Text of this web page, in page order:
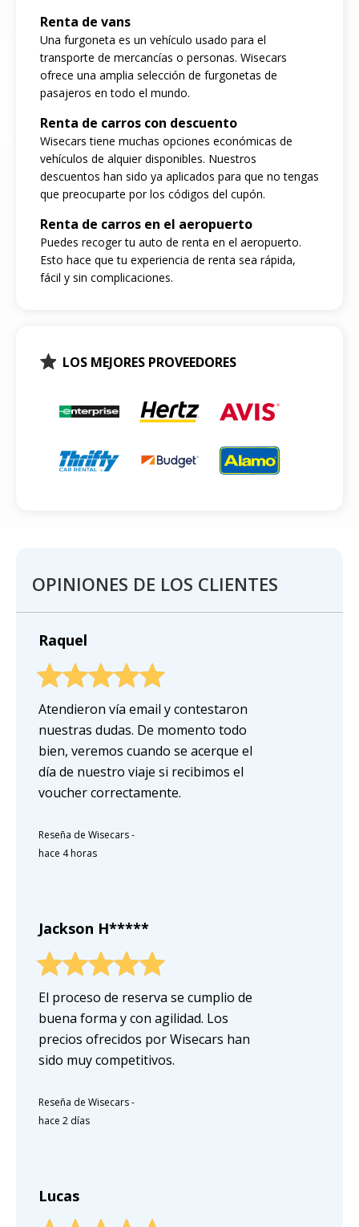
Renta de vans
Una furgoneta es un vehículo usado para el
transporte de mercancías o personas. Wisecars
ofrece una amplia selección de furgonetas de
pasajeros en todo el mundo.
Renta de carros con descuento
Wisecars tiene muchas opciones económicas de
vehículos de alquier disponibles. Nuestros
descuentos han sido ya aplicados para que no tengas
que preocuparte por los códigos del cupón.
Renta de carros en el aeropuerto
Puedes recoger tu auto de renta en el aeropuerto.
Esto hace que tu experiencia de renta sea rápida,
fácil y sin complicaciones.
LOS MEJORES PROVEEDORES
OPINIONES DE LOS CLIENTES
Raquel
Atendieron vía email y contestaron
nuestras dudas. De momento todo
bien, veremos cuando se acerque el
día de nuestro viaje si recibimos el
voucher correctamente.
Reseña de Wisecars-
hace 4 horas
Jackson H*****
El proceso de reserva se cumplio de
buena forma y con agilidad. Los
precios ofrecidos por Wisecars han
sido muy competitivos.
Reseña de Wisecars-
hace 2 días
Lucas